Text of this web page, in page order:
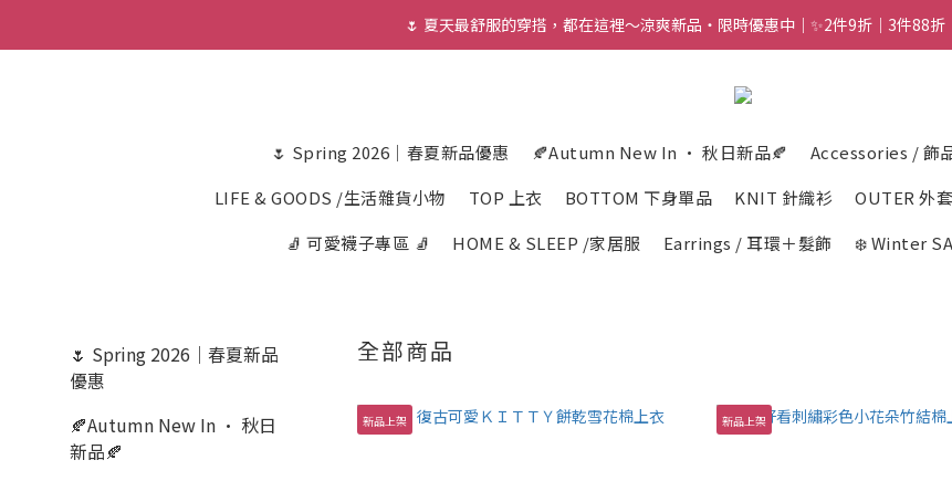
🌷 夏天最舒服的穿搭，都在這裡～涼爽新品・限時優惠中｜✨2件9折｜3件88折
🌷 Spring 2026｜春夏新品優惠 🍂Autumn New In · 秋日新品🍂 Accessories / 飾
LIFE & GOODS /生活雜貨小物
TOP 上衣 BOTTOM 下身單品 KNIT 針織衫 OUTER 外套
🧦 可愛襪子專區 🧦
HOME & SLEEP /家居服 Earrings / 耳環＋髮飾 ❄️ Winter
🌷 Spring 2026｜春夏新品
優惠
🍂Autumn New In · 秋日
新品🍂
全部商品
新品上架 新品上架